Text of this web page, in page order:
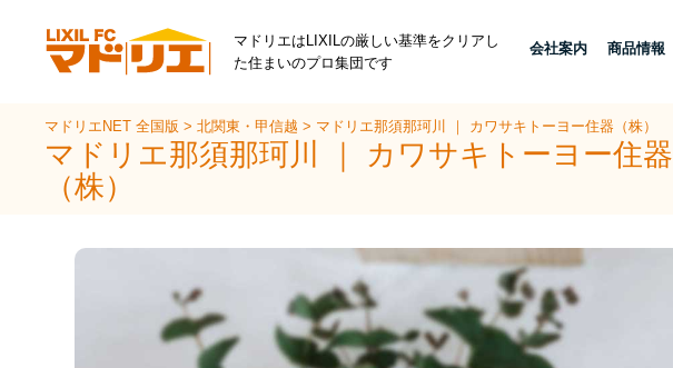
マドリエはLIXILの厳しい基準をクリアし
た住まいのプロ集団です
会社案内 商品情報
マドリエNET 全国版>北関東・甲信越> マドリエ那須那珂川 ｜ カワサキトーヨー住器（株）
マドリエ那須那珂川 ｜ カワサキトーヨー住器
（株）